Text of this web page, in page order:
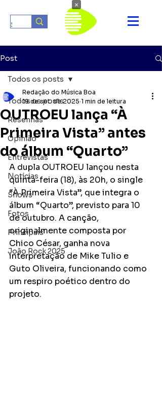
Post
Todos os posts
Resenhas
Opinião
Entrevistas
Notícias
Shows
Fotos
Principais
João Rock 2025
Todos os posts
OUTROEU lança “À
Primeira Vista” antes
do álbum “Quarto”
Redação do Música Boa
19 de set. de 2025 1 min de leitura
A dupla OUTROEU lançou nesta
quinta-feira (18), às 20h, o single
“À Primeira Vista”, que integra o
álbum “Quarto”, previsto para 10
de outubro. A canção,
originalmente composta por
Chico César, ganha nova
interpretação de Mike Tulio e
Guto Oliveira, funcionando como
um respiro poético dentro do
projeto.
×